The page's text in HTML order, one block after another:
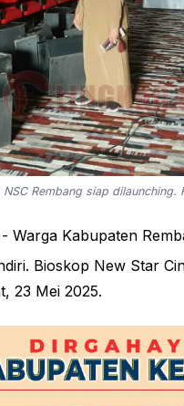
NSC Rembang siap dilaunching.
- Warga Kabupaten
Bioskop New Star
23 Mei 2025.